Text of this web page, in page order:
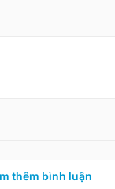
thêm bình luận